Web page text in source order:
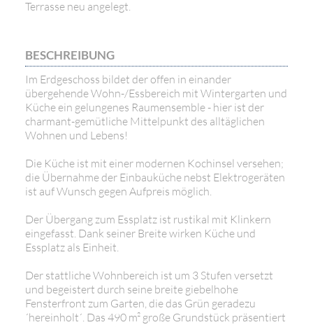
Terrasse neu angelegt.
BESCHREIBUNG
Im Erdgeschoss bildet der offen in einander
übergehende Wohn-/Essbereich mit Wintergarten und
Küche ein gelungenes Raumensemble - hier ist der
charmant-gemütliche Mittelpunkt des alltäglichen
Wohnen und Lebens!
Die Küche ist mit einer modernen Kochinsel versehen;
die Übernahme der Einbauküche nebst Elektrogeräten
ist auf Wunsch gegen Aufpreis möglich.
Der Übergang zum Essplatz ist rustikal mit Klinkern
eingefasst. Dank seiner Breite wirken Küche und
Essplatz als Einheit.
Der stattliche Wohnbereich ist um 3 Stufen versetzt
und begeistert durch seine breite giebelhohe
Fensterfront zum Garten, die das Grün geradezu
´hereinholt´. Das 490 m² große Grundstück präsentiert